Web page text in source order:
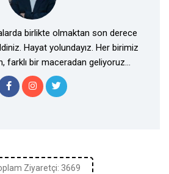
birlikte olmaktan son derece
Hayat yolundayız. Her birimiz
farklı bir maceradan geliyoruz...
Ziyaretçi: 3669